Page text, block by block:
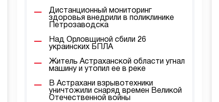
Дистанционный мониторинг
здоровья внедрили в поликлинике
Петрозаводска
Над Орловщиной сбили 26
украинских БПЛА
Житель Астраханской области угнал
машину и утопил ее в реке
В Астрахани взрывотехники
уничтожили снаряд времен Великой
Отечественной войны